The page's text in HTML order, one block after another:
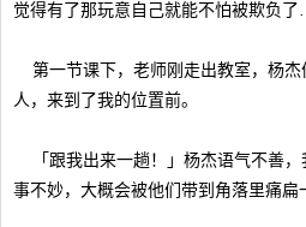
觉得有了那玩意自己就能不怕被欺负
第一节课下，老师刚走出教室，杨杰
人，来到了我的位置前。
「跟我出来一趟！」杨杰语气不善，
事不妙，大概会被他们带到角落里痛